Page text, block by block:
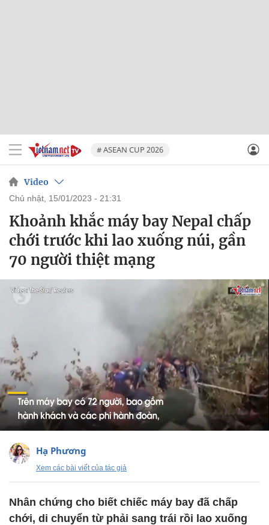
# ASEAN CUP 2026
Video
chủ nhật, 15/01/2023 - 21:31
Khoảnh khắc máy bay Nepal chấp
chới trước khi lao xuống núi, gần
70 người thiệt mạng
Hạ Phương
Xem các bài viết của tác giả
Nhân chứng cho biết chiếc máy bay đã chấp
chới, di chuyển từ phải sang trái rồi lao xuống